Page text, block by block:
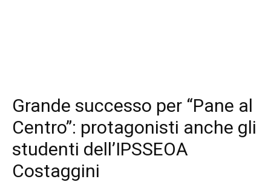
Grande successo per “Pane al
Centro”: protagonisti anche gli
studenti dell’IPSSEOA
Costaggini